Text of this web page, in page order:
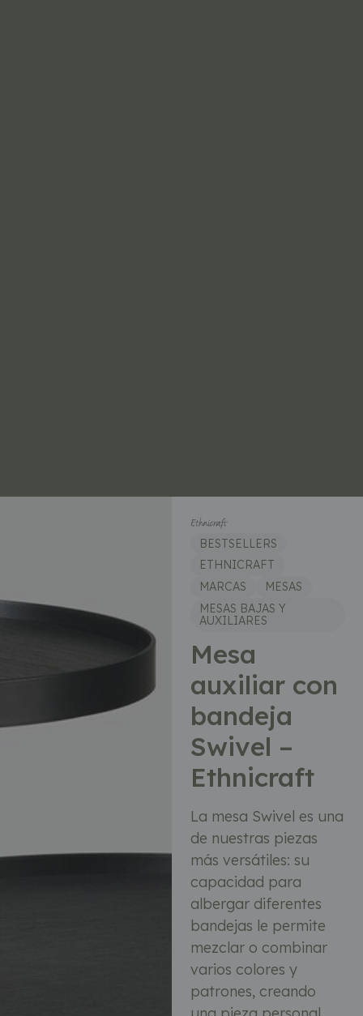
BESTSELLERS
ETHNICRAFT
MARCAS
MESAS
MESAS BAJAS Y
AUXILIARES
Mesa
auxiliar con
bandeja
Swivel –
Ethnicraft
La mesa Swivel es una
de nuestras piezas
más versátiles: su
capacidad para
albergar diferentes
bandejas le permite
mezclar o combinar
varios colores y
patrones, creando